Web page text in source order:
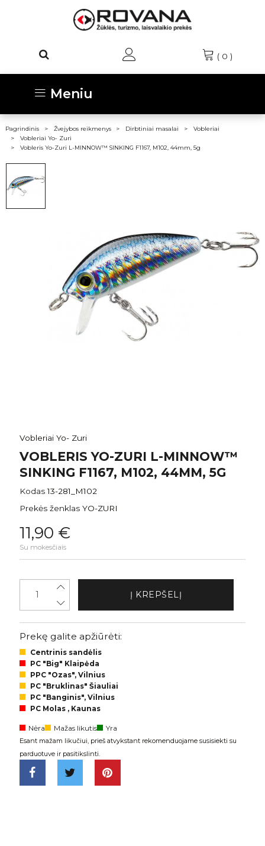
( 0 )
Meniu
Pagrindinis Žvejybos reikmenys Dirbtiniai masalai
Vobleriai
Vobleriai Yo- Zuri
Vobleris Yo-Zuri L-MINNOW™ SINKING F1167, M102, 44mm, 5g
Vobleriai Yo- Zuri
VOBLERIS YO-ZURI L-MINNOW™
SINKING F1167, M102, 44MM, 5G
Kodas 13-281_M102
Prekės ženklas YO-ZURI
11,90 €
Su mokesčiais
Į KREPŠELĮ
Prekę galite apžiūrėti:
Centrinis sandėlis
PC "Big" Klaipėda
PPC "Ozas", Vilnius
PC "Bruklinas" Šiauliai
PC "Banginis", Vilnius
PC Molas , Kaunas
Nėra Mažas likutis Yra
Esant mažam likučiui, prieš atvykstant rekomenduojame susisiekti su
parduotuve ir pasitikslinti.